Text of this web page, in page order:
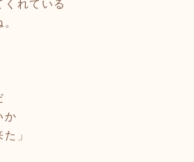
くれている
か
」